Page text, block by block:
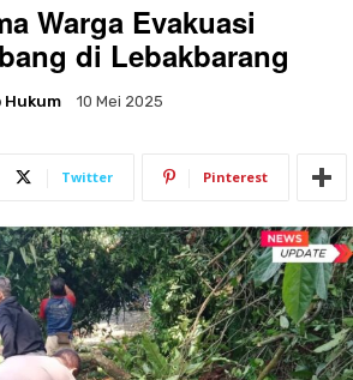
Warga Evakuasi
di Lebakbarang
Hukum 10 Mei 2025
Twitter Pinterest